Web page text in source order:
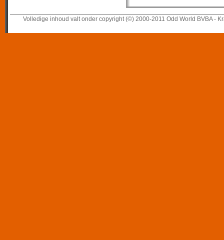
Volledige inhoud valt onder copyright (©) 2000-2011 Odd World BVBA -